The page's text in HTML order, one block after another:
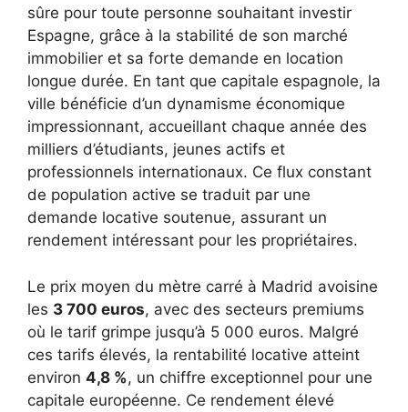
sûre pour toute personne souhaitant investir
Espagne, grâce à la stabilité de son marché
immobilier et sa forte demande en location
longue durée. En tant que capitale espagnole, la
ville bénéficie d’un dynamisme économique
impressionnant, accueillant chaque année des
milliers d’étudiants, jeunes actifs et
professionnels internationaux. Ce flux constant
de population active se traduit par une
demande locative soutenue, assurant un
rendement intéressant pour les propriétaires.
Le prix moyen du mètre carré à Madrid avoisine
les 3 700 euros, avec des secteurs premiums
où le tarif grimpe jusqu’à 5 000 euros. Malgré
ces tarifs élevés, la rentabilité locative atteint
environ 4,8 %, un chiffre exceptionnel pour une
capitale européenne. Ce rendement élevé